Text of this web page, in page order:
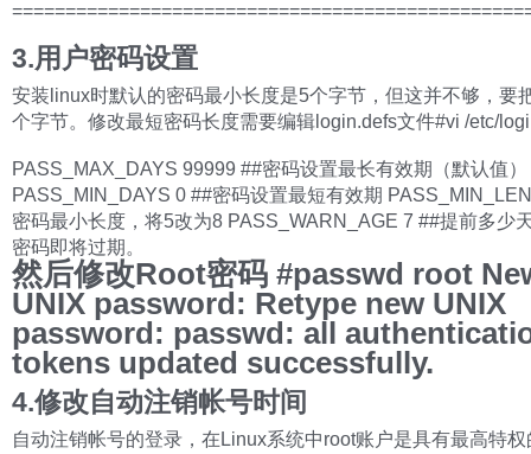
3.用户密码设置
安装linux时默认的密码最小长度是5个字节，但这并不够，要
个字节。修改最短密码长度需要编辑login.defs文件#vi /etc/
PASS_MAX_DAYS 99999 ##密码设置最长有效期（默认值）
PASS_MIN_DAYS 0 ##密码设置最短有效期
密码最小长度，将5改为8 PASS_WARN_AGE 7 ##提前多少
密码即将过期。
然后修改Root密码 #passwd root
UNIX password: Retype new UNIX
password: passwd: all
tokens updated successfully.
4.修改自动注销帐号时间
自动注销帐号的登录，在Linux系统中root账户是具有最高特